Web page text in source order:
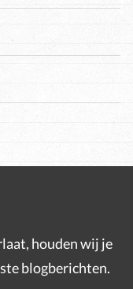
houden wij je
blogberichten.